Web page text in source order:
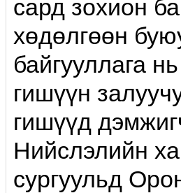
сард зохион
хөдөлгөөн
байгууллага
гишүүн
гишүүд
Нийслэлийн
сургуульд